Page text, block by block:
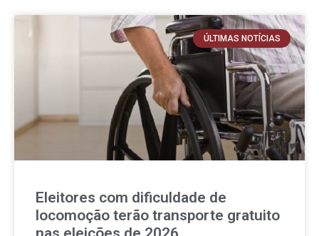
ÚLTIMAS NOTÍCIAS
Eleitores com dificuldade de
locomoção terão transporte gratuito